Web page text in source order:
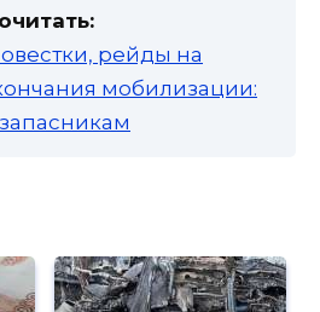
рейды на
мобилизации: